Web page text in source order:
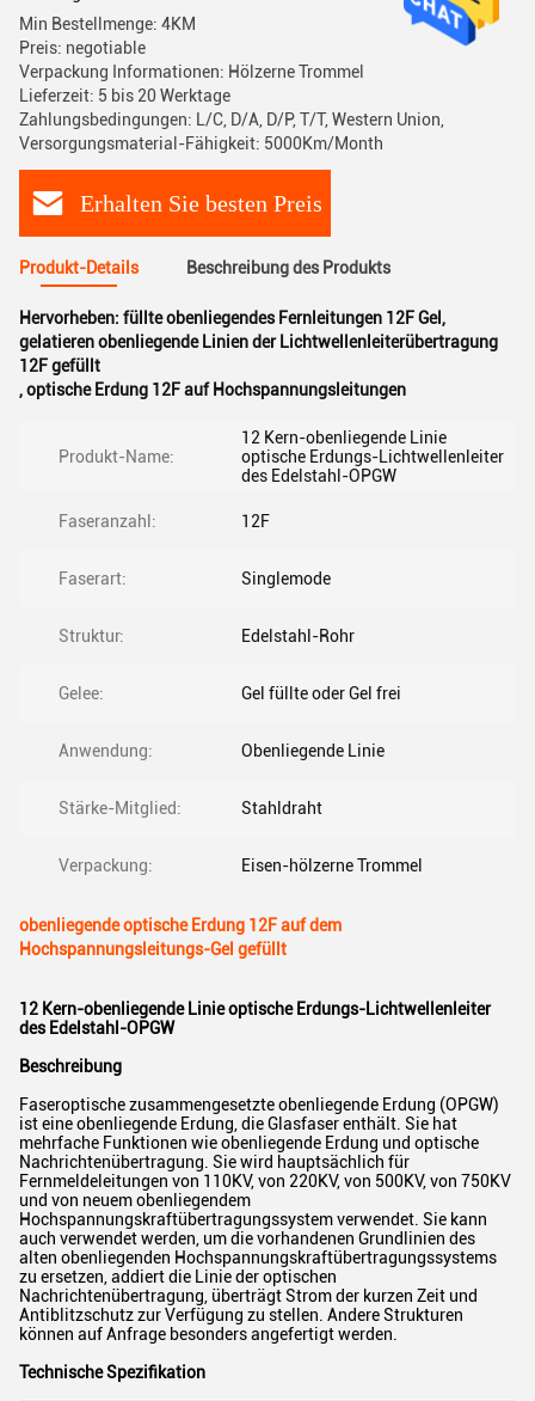
Min Bestellmenge: 4KM
Preis: negotiable
Verpackung Informationen: Hölzerne Trommel
Lieferzeit: 5 bis 20 Werktage
Zahlungsbedingungen: L/C, D/A, D/P, T/T, Western Union,
Versorgungsmaterial-Fähigkeit: 5000Km/Month
Erhalten Sie besten Preis
Produkt-Details Beschreibung des Produkts
Hervorheben: füllte obenliegendes Fernleitungen 12F Gel,
gelatieren obenliegende Linien der Lichtwellenleiterübertragung
12F gefüllt
,optische Erdung 12F auf Hochspannungsleitungen
Produkt-Name:
12 Kern-obenliegende Linie
optische Erdungs-Lichtwellenleiter
des Edelstahl-OPGW
Faseranzahl: 12F
Faserart: Singlemode
Struktur: Edelstahl-Rohr
Gelee: Gel füllte oder Gel frei
Anwendung: Obenliegende Linie
Stärke-Mitglied: Stahldraht
Verpackung: Eisen-hölzerne Trommel
obenliegende optische Erdung 12F auf dem
Hochspannungsleitungs-Gel gefüllt
12 Kern-obenliegende Linie optische Erdungs-Lichtwellenleiter
des Edelstahl-OPGW
Beschreibung
Faseroptische zusammengesetzte obenliegende Erdung (OPGW)
ist eine obenliegende Erdung, die Glasfaser enthält. Sie hat
mehrfache Funktionen wie obenliegende Erdung und optische
Nachrichtenübertragung. Sie wird hauptsächlich für
Fernmeldeleitungen von 110KV, von 220KV, von 500KV, von 750KV
und von neuem obenliegendem
Hochspannungskraftübertragungssystem verwendet. Sie kann
auch verwendet werden, um die vorhandenen Grundlinien des
alten obenliegenden Hochspannungskraftübertragungssystems
zu ersetzen, addiert die Linie der optischen
Nachrichtenübertragung, überträgt Strom der kurzen Zeit und
Antiblitzschutz zur Verfügung zu stellen. Andere Strukturen
können auf Anfrage besonders angefertigt werden.
Technische Spezifikation